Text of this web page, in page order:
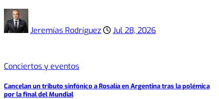
Jeremías Rodríguez Jul 28, 2026
Conciertos y eventos
Cancelan un tributo sinfónico a Rosalía en Argentina tras la polémica
por la final del Mundial